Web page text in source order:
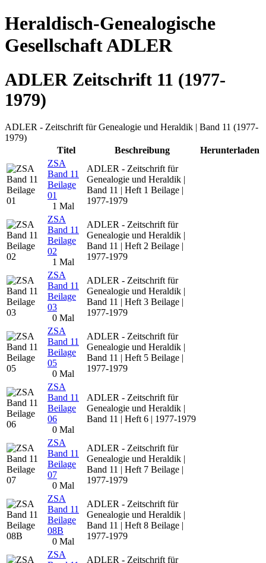
Heraldisch-Genealogische
Gesellschaft ADLER
ADLER Zeitschrift 11 (1977-
1979)
ADLER - Zeitschrift für Genealogie und Heraldik | Band 11 (1977-
1979)
Titel
Beschreibung
Herunterladen
ZSA
Band 11
Beilage
01
1 Mal
ADLER - Zeitschrift für
Genealogie und Heraldik |
Band 11 | Heft 1 Beilage |
1977-1979
ZSA
Band 11
Beilage
02
1 Mal
ADLER - Zeitschrift für
Genealogie und Heraldik |
Band 11 | Heft 2 Beilage |
1977-1979
ZSA
Band 11
Beilage
03
0 Mal
ADLER - Zeitschrift für
Genealogie und Heraldik |
Band 11 | Heft 3 Beilage |
1977-1979
ZSA
Band 11
Beilage
05
0 Mal
ADLER - Zeitschrift für
Genealogie und Heraldik |
Band 11 | Heft 5 Beilage |
1977-1979
ZSA
Band 11
Beilage
06
0 Mal
ADLER - Zeitschrift für
Genealogie und Heraldik |
Band 11 | Heft 6 | 1977-1979
ZSA
Band 11
Beilage
07
0 Mal
ADLER - Zeitschrift für
Genealogie und Heraldik |
Band 11 | Heft 7 Beilage |
1977-1979
ZSA
Band 11
Beilage
08B
0 Mal
ADLER - Zeitschrift für
Genealogie und Heraldik |
Band 11 | Heft 8 Beilage |
1977-1979
ZSA
ADLER - Zeitschrift für